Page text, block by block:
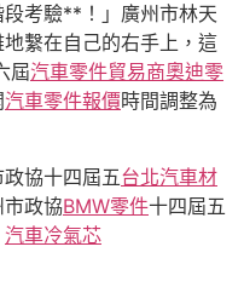
考驗**！」廣州市林天
繫在自己的右手上，這
屆汽車零件貿易商奧迪零
汽車零件報價時間調整為
政協十四屆五台北汽車材
政協BMW零件十四屆五
汽車冷氣芯